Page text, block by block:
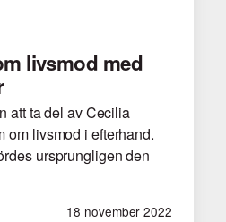
livsmod med
18 november 2022
att ta del av Cecilia
om livsmod i efterhand.
ursprungligen den